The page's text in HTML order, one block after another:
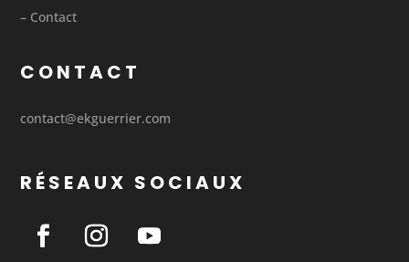
– Contact
CONTACT
contact@ekguerrier.com
RÉSEAUX SOCIAUX